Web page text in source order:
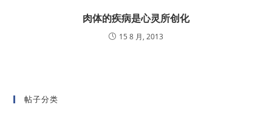
肉体的疾病是心灵所创化
15 8 月, 2013
帖子分类